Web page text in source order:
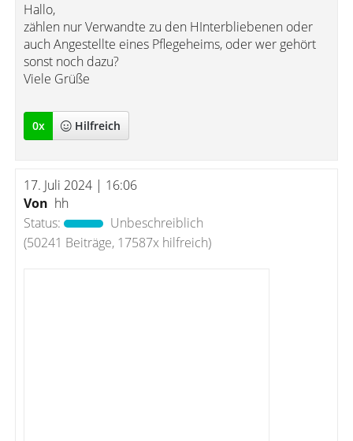
Hallo,
zählen nur Verwandte zu den HInterbliebenen oder
auch Angestellte eines Pflegeheims, oder wer gehört
sonst noch dazu?
Viele Grüße
0x Hilfreich
17. Juli 2024 | 16:06
Von hh
Status:
Unbeschreiblich
(50241 Beiträge, 17587x hilfreich)